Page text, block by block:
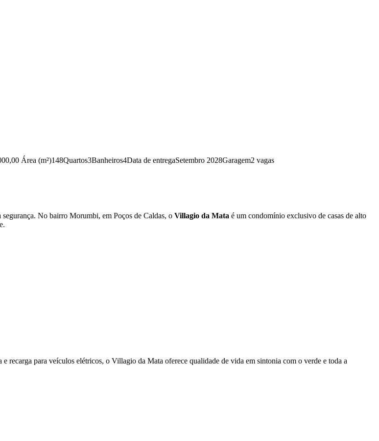
Área (m²)148Quartos3Banheiros4Data de entregaSetembro 2028Garagem2 vagas
No bairro Morumbi, em Poços de Caldas, o Villagio da Mata é um condomínio exclusivo de casas de alto
recarga para veículos elétricos, o Villagio da Mata oferece qualidade de vida em sintonia com o verde e toda a